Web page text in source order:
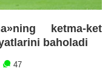
ketma-ket
baholadi
47